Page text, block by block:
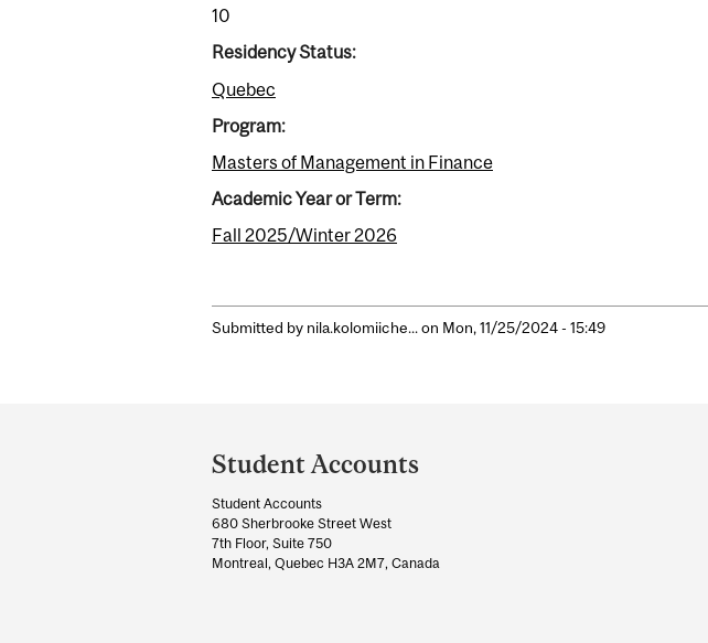
10
Residency Status:
Quebec
Program:
Masters of Management in Finance
Academic Year or Term:
Fall 2025/Winter 2026
Submitted by nila.kolomiiche... on Mon, 11/25/2024 - 15:49
and
University
Information
Student Accounts
Student Accounts
680 Sherbrooke Street West
7th Floor, Suite 750
Montreal, Quebec H3A 2M7, Canada